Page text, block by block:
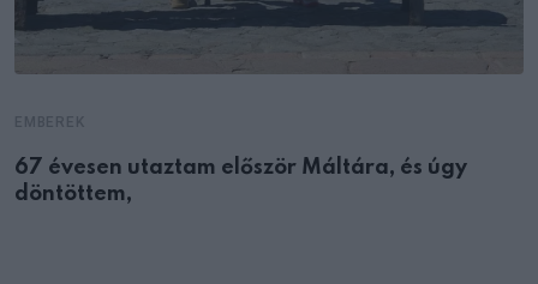
67 évesen utaztam először Máltára, és úgy
döntöttem,